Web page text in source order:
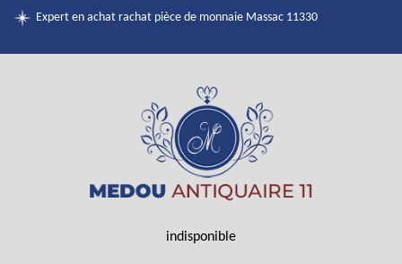
Expert en achat rachat pièce de monnaie Massac 11330
indisponible